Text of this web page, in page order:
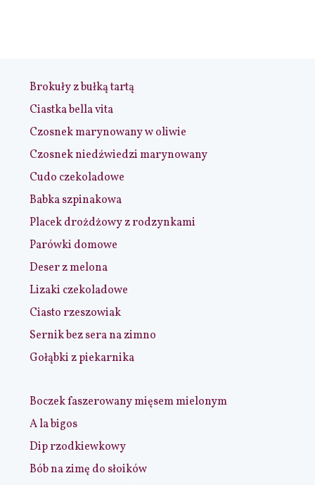
Brokuły z bułką tartą
Ciastka bella vita
Czosnek marynowany w oliwie
Czosnek niedźwiedzi marynowany
Cudo czekoladowe
Babka szpinakowa
Placek drożdżowy z rodzynkami
Parówki domowe
Deser z melona
Lizaki czekoladowe
Ciasto rzeszowiak
Sernik bez sera na zimno
Gołąbki z piekarnika
Boczek faszerowany mięsem mielonym
A la bigos
Dip rzodkiewkowy
Bób na zimę do słoików